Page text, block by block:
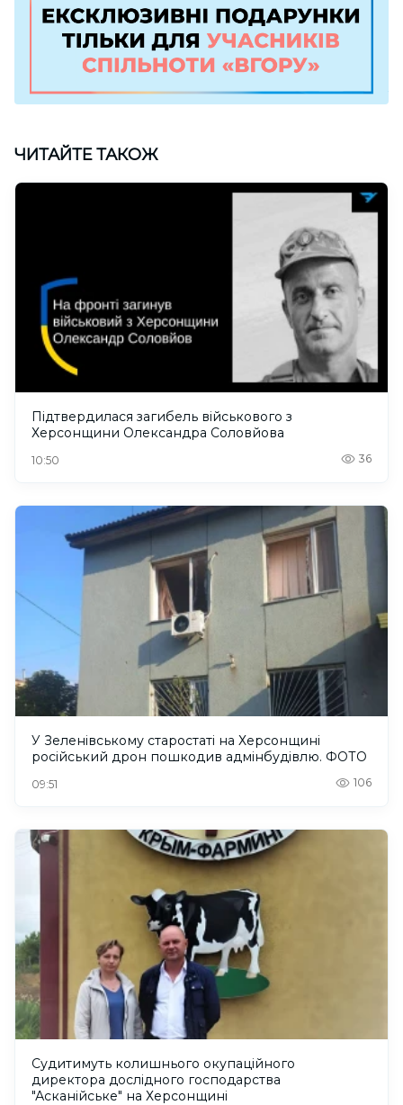
ЧИТАЙТЕ ТАКОЖ
Підтвердилася загибель військового з
Херсонщини Олександра Соловйова
10:50 36
У Зеленівському старостаті на Херсонщині
російський дрон пошкодив адмінбудівлю. ФОТО
09:51 106
Судитимуть колишнього окупаційного
директора дослідного господарства
"Асканійське" на Херсонщині